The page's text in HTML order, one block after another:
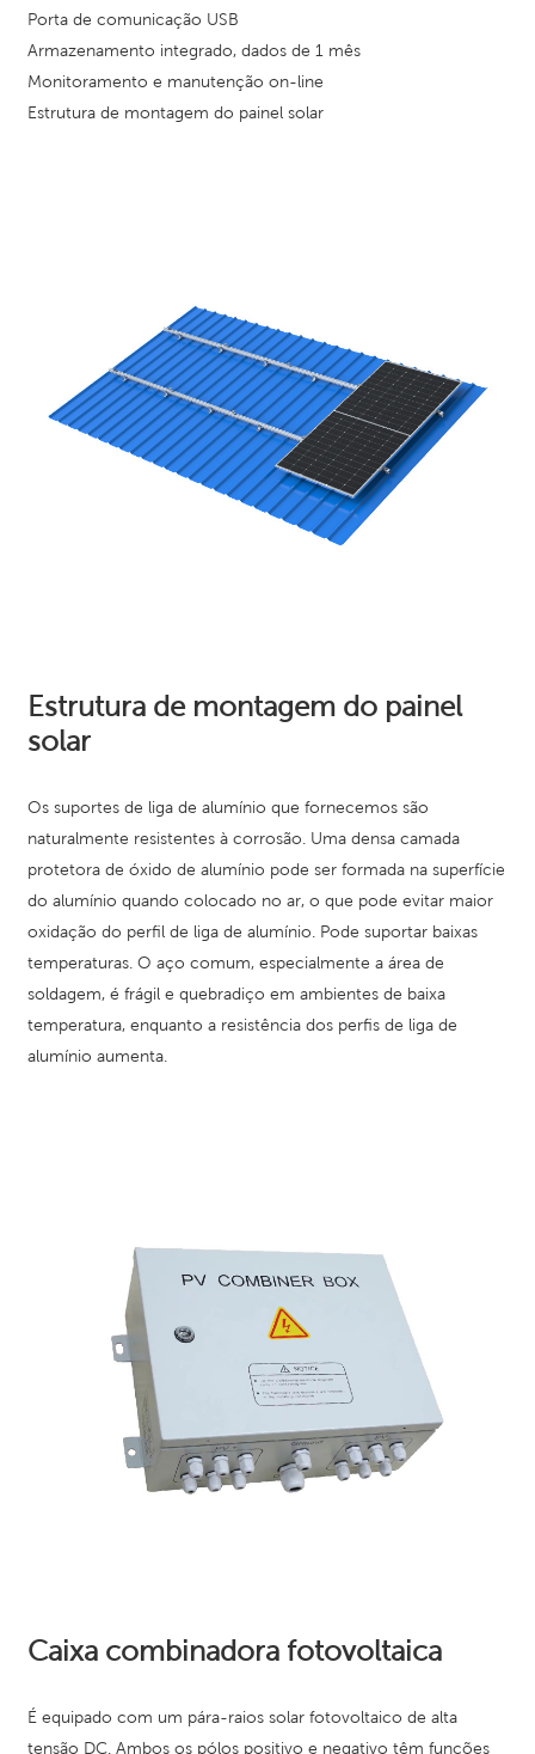
Porta de comunicação USB
Armazenamento integrado, dados de 1 mês
Monitoramento e manutenção on-line
Estrutura de montagem do painel solar
Estrutura de montagem do painel
solar
Os suportes de liga de alumínio que fornecemos são
naturalmente resistentes à corrosão. Uma densa camada
protetora de óxido de alumínio pode ser formada na superfície
do alumínio quando colocado no ar, o que pode evitar maior
oxidação do perfil de liga de alumínio. Pode suportar baixas
temperaturas. O aço comum, especialmente a área de
soldagem, é frágil e quebradiço em ambientes de baixa
temperatura, enquanto a resistência dos perfis de liga de
alumínio aumenta.
Caixa combinadora fotovoltaica
É equipado com um pára-raios solar fotovoltaico de alta
tensão DC. Ambos os pólos positivo e negativo têm funções